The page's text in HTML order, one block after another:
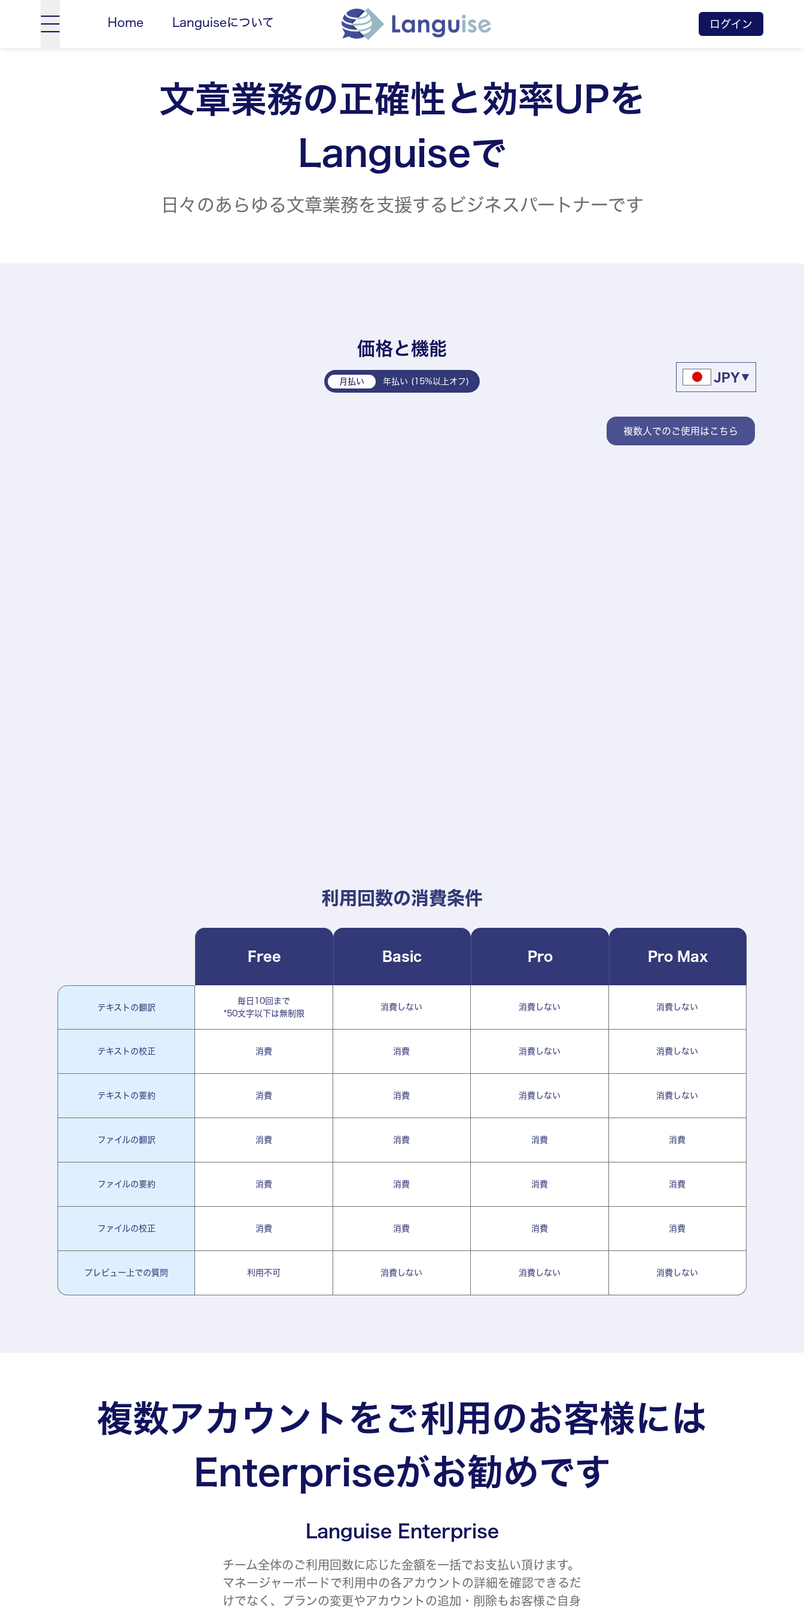
Home Languiseについて ログイン
文章業務の正確性と効率UPを
Languiseで
日々のあらゆる文章業務を支援するビジネスパートナーです
価格と機能
月払い 年払い (15%以上オフ) JPY ▼
複数人でのご使用はこちら
利用回数の消費条件
Free Basic Pro Pro Max
テキストの翻訳
毎日10回まで
*50文字以下は無制限
消費しない 消費しない 消費しない
テキストの校正 消費 消費 消費しない 消費しない
テキストの要約 消費 消費 消費しない 消費しない
ファイルの翻訳 消費 消費 消費 消費
ファイルの要約 消費 消費 消費 消費
ファイルの校正 消費 消費 消費 消費
プレビュー上での質問 利用不可 消費しない 消費しない 消費しない
複数アカウントをご利用のお客様には
Enterpriseがお勧めです
Languise Enterprise
チーム全体のご利用回数に応じた金額を一括でお支払い頂けます。
マネージャーボードで利用中の各アカウントの詳細を確認できるだ
けでなく、プランの変更やアカウントの追加・削除もお客様ご自身